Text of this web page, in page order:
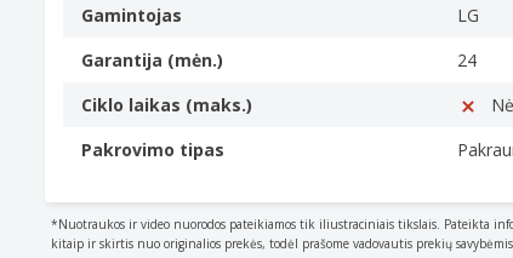
Gamintojas
LG
Garantija (mėn.)
24
Ciklo laikas (maks.)
Pakrovimo tipas
*Nuotraukos ir video nuorodos pateikiamos tik iliustraciniais tikslais. Pateikta
kitaip ir skirtis nuo originalios prekės, todėl prašome vadovautis prekių